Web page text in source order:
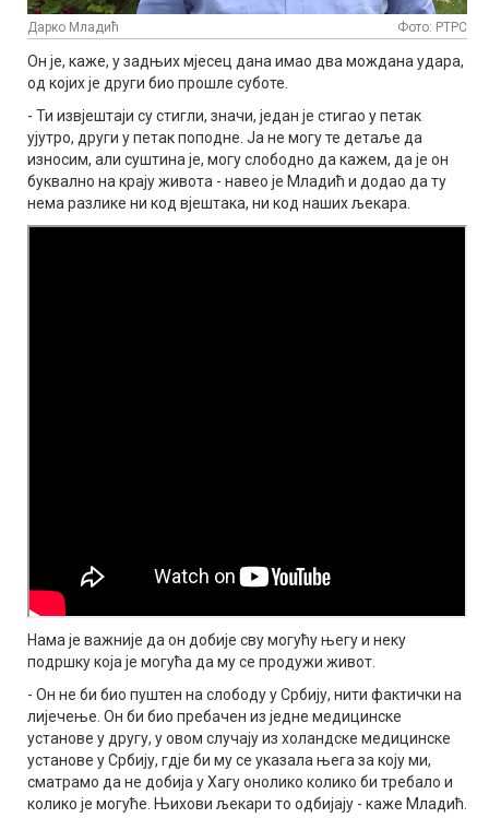
Дарко Младић Фото: РТРС
Он је, каже, у задњих мјесец дана имао два мождана удара,
од којих је други био прошле суботе.
- Ти извjештаји су стигли, значи, један је стигао у петак
ујутро, други у петак поподне. Ја не могу те детаље да
износим, али суштина је, могу слободно да кажем, да је он
буквално на крају живота - навео је Младић и додао да ту
нема разлике ни код вјештака, ни код наших љекара.
Нама је важније да он добије сву могућу његу и неку
подршку која је могућа да му се продужи живот.
- Он не би био пуштен на слободу у Србију, нити фактички на
лијечење. Он би био пребачен из једне медицинске
установе у другу, у овом случају из холандске медицинске
установе у Србију, гдје би му се указала њега за коју ми,
сматрамо да не добија у Хагу онолико колико би требало и
колико је могуће. Њихови љекари то одбијају - каже Младић.